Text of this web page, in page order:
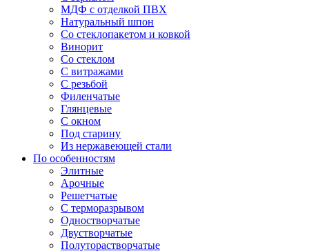
МДФ с отделкой ПВХ
Натуральный шпон
Со стеклопакетом и ковкой
Винорит
Со стеклом
С витражами
С резьбой
Филенчатые
Глянцевые
С окном
Под старину
Из нержавеющей стали
По особенностям
Элитные
Арочные
Решетчатые
С терморазрывом
Одностворчатые
Двустворчатые
Полуторастворчатые